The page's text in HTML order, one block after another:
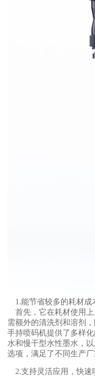
1.能节省较多的耗材成
首先，它在耗材使用上
需额外的清洗剂和溶剂
手持喷码机提供了多样
水和慢干型水性墨水，
选项，满足了不同生产厂
2.支持灵活应用，快速